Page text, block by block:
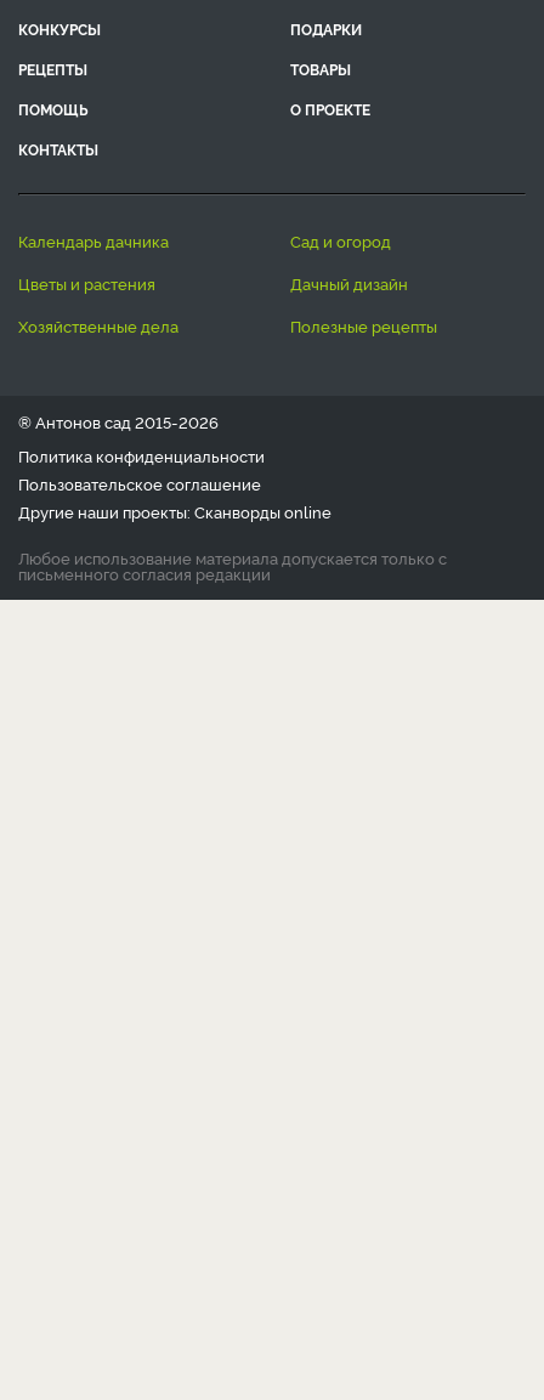
КОНКУРСЫ
ПОДАРКИ
РЕЦЕПТЫ
ТОВАРЫ
ПОМОЩЬ
О ПРОЕКТЕ
КОНТАКТЫ
календарь дачника
сад и огород
цветы и растения
дачный дизайн
хозяйственные дела
полезные рецепты
® Антонов сад 2015-2026
Политика конфиденциальности
Пользовательское соглашение
Другие наши проекты: Сканвордыonline
Любое использование материала допускается только с
письменного согласия редакции